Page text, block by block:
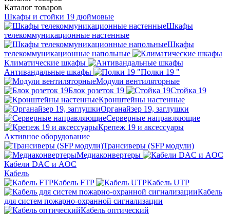
Каталог товаров
Шкафы и стойки 19 дюймовые
Шкафы
телекоммуникационные настенные
Шкафы
телекоммуникационные напольные
Климатические шкафы
Антивандальные шкафы
Полки 19 "
Модули вентиляторные
Блок розеток 19
Стойка 19
Кронштейны настенные
Органайзер 19, заглушки
Серверные направляющие
Крепеж 19 и аксессуары
Активное оборудование
Трансиверы (SFP модули)
Медиаконвертеры
Кабели DAC и AOC
Кабель
Кабель FTP
Кабель UTP
Кабель
для систем пожарно-охранной сигнализации
Кабель оптический